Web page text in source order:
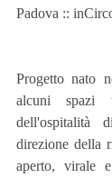
Padova ::
Progetto nato
alcuni spazi
dell'ospitalità
direzione della
aperto, virale